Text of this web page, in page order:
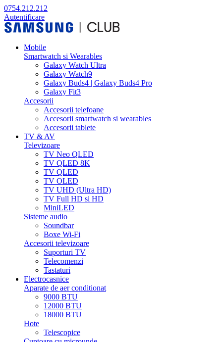
0754.212.212
Autentificare
Mobile
Smartwatch si Wearables
Galaxy Watch Ultra
Galaxy Watch9
Galaxy Buds4 | Galaxy Buds4 Pro
Galaxy Fit3
Accesorii
Accesorii telefoane
Accesorii smartwatch si wearables
Accesorii tablete
TV & AV
Televizoare
TV Neo QLED
TV QLED 8K
TV QLED
TV OLED
TV UHD (Ultra HD)
TV Full HD si HD
MiniLED
Sisteme audio
Soundbar
Boxe Wi-Fi
Accesorii televizoare
Suporturi TV
Telecomenzi
Tastaturi
Electrocasnice
Aparate de aer conditionat
9000 BTU
12000 BTU
18000 BTU
Hote
Telescopice